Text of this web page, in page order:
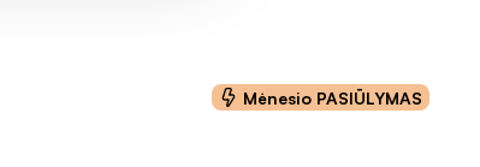
Mėnesio PASIŪLYMAS